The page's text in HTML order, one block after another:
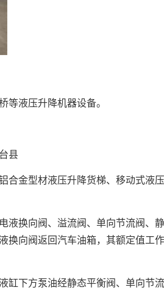
液压升降机器设备。
县
金型材液压升降货梯、移动式液压
换向阀、溢流阀、单向节流阀、静
换向阀返回汽车油箱，其额定值工作
下方泵油经静态平衡阀、单向节流